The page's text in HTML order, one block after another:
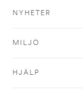
NYHETER
MILJÖ
HJÄLP